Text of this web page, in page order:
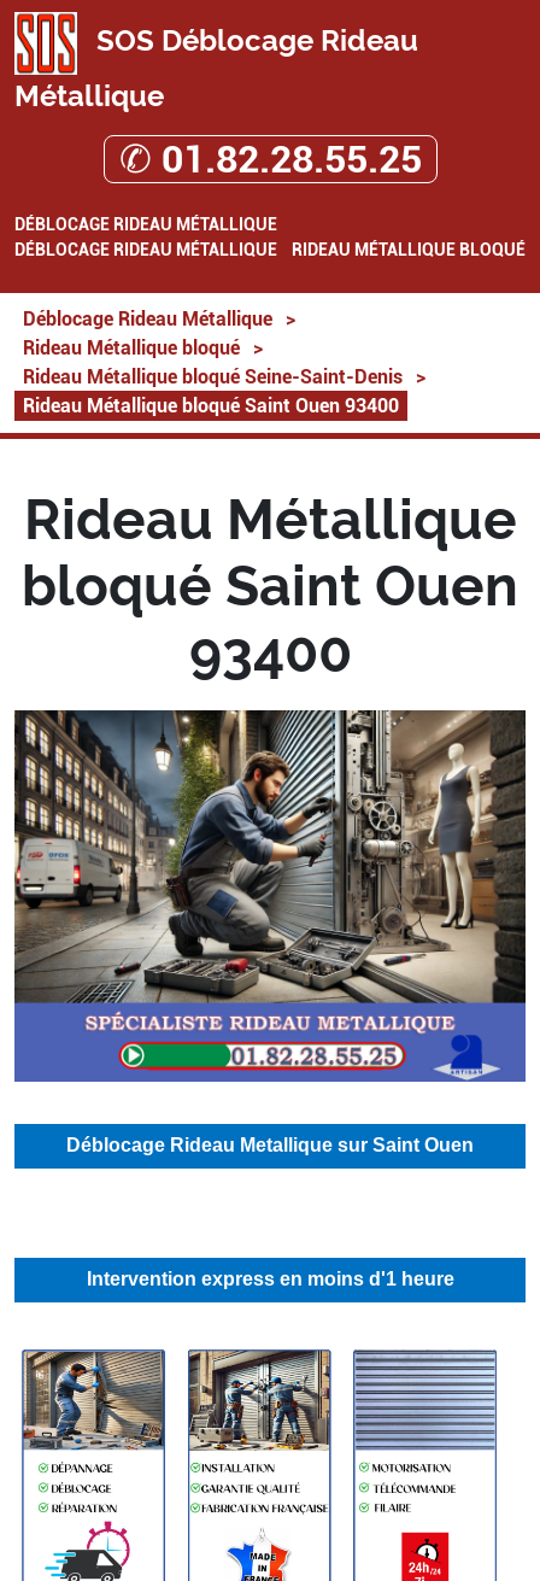
SOS Déblocage Rideau
Métallique
✆ 01.82.28.55.25
DÉBLOCAGE RIDEAU MÉTALLIQUE
DÉBLOCAGE RIDEAU MÉTALLIQUE
RIDEAU MÉTALLIQUE BLOQUÉ
Déblocage Rideau Métallique
>
Rideau Métallique bloqué
>
Rideau Métallique bloqué Seine-Saint-Denis
>
Rideau Métallique bloqué Saint Ouen 93400
Rideau Métallique
bloqué Saint Ouen
93400
Déblocage Rideau Metallique sur Saint Ouen
Intervention express en moins d'1 heure